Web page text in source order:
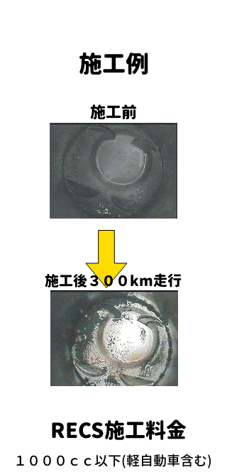
施工例
施工前
施工後３００km走行
RECS施工料金
１０００ｃｃ以下(軽自動車含む)